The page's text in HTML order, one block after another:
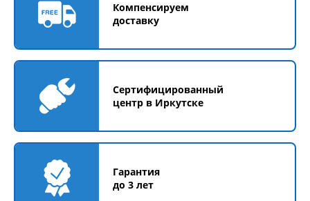
Компенсируем
доставку
Сертифицированный
центр в Иркутске
Гарантия
до 3 лет